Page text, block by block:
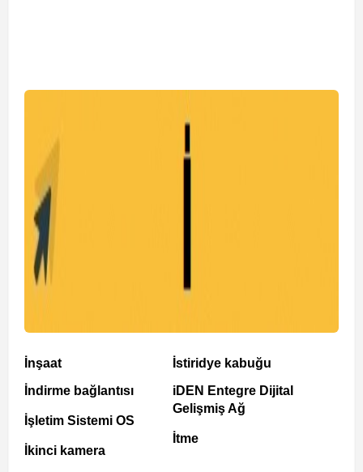
İnşaat
İndirme bağlantısı
İşletim Sistemi OS
İkinci kamera
İstiridye kabuğu
iDEN Entegre Dijital
Gelişmiş Ağ
İtme